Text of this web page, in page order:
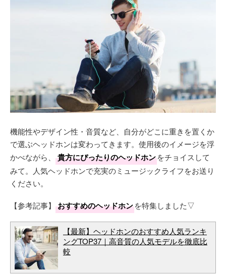
機能性やデザイン性・音質など、自分がどこに重きを置くか
で選ぶヘッドホンは変わってきます。使用後のイメージを浮
かべながら、
貴方にぴったりのヘッドホンをチョイスして
みて。人気ヘッドホンで充実のミュージックライフをお送り
ください。
【参考記事】 おすすめのヘッドホンを特集しました▽
【最新】ヘッドホンのおすすめ人気ランキ
ングTOP37｜高音質の人気モデルを徹底比
較